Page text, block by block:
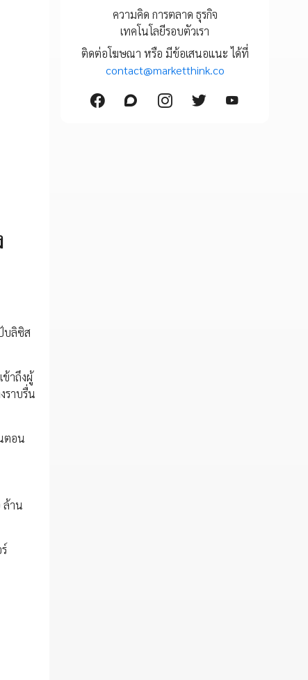
บลิซิส
าถึงผู้
ราบรื่น
ตอน
ล้าน
ความคิด การตลาด ธุรกิจ
เทคโนโลยีรอบตัวเรา
ติดต่อโฆษณา หรือ มีข้อเสนอแนะ ได้ที่
contact@marketthink.co